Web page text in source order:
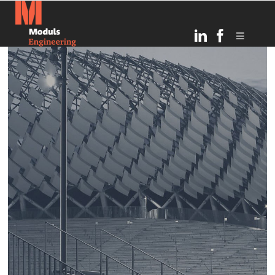
23
ИЮНЬ
2024
С ПРАЗДНИКОМ ЛИГО!
4МАЙ
2024
С ДНЕМ ВОССТАНОВЛЕНИЯ
НЕЗАВИСИМОСТИ!